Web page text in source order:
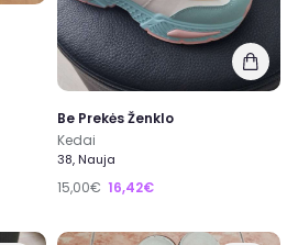
Be Prekės Ženklo
Kedai
38, Nauja
15,00€ 16,42€